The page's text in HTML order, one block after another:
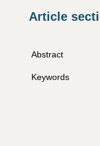
Article
Abstract
Keywords